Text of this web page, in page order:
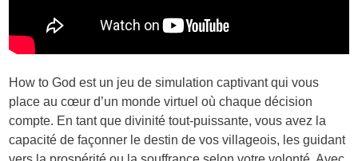
How to God est un jeu de simulation captivant qui vous
place au cœur d’un monde virtuel où chaque décision
compte. En tant que divinité tout-puissante, vous avez la
capacité de façonner le destin de vos villageois, les guidant